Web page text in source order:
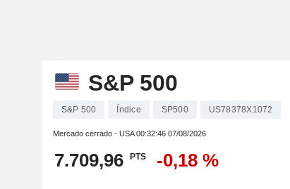
S&P 500
S&P 500 Índice SP500 US78378X1072
Mercado cerrado - USA00:32:46 07/08/2026
7.709,96 PTS -0,18 %